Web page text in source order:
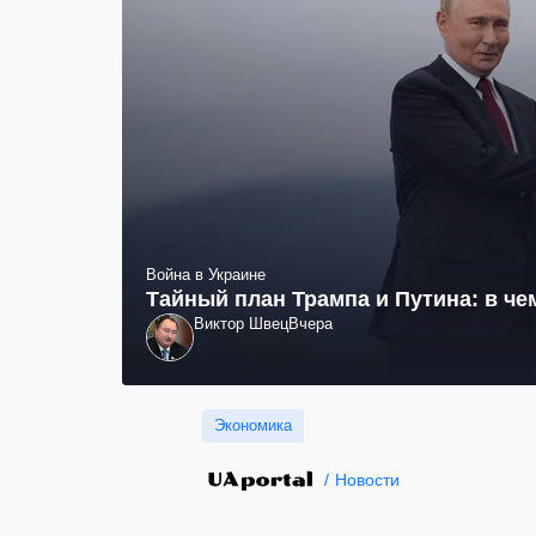
Война в Украине
Тайный план Трампа и Путина: в
Виктор ШвецВчера
Экономика
Новости